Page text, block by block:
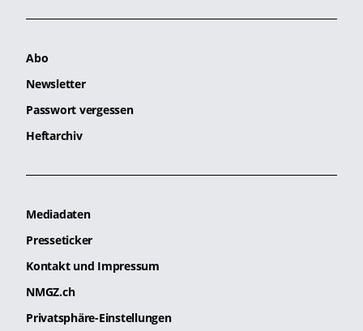
Abo
Newsletter
Passwort vergessen
Heftarchiv
Mediadaten
Presseticker
Kontakt und Impressum
NMGZ.ch
Privatsphäre-Einstellungen